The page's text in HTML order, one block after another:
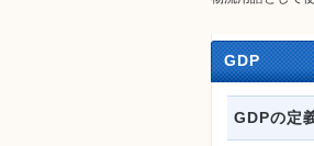
GDP
GDPの定